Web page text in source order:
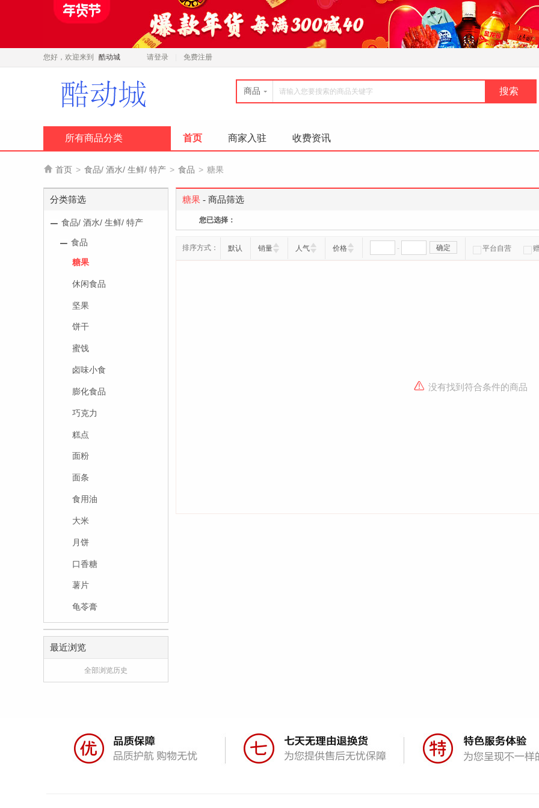
您好，欢迎来到 酷动城 请登录 免费注册
商品
所有商品分类 首页 商家入驻 收费资讯
 首页 > 食品/ 酒水/ 生鲜/ 特产 > 食品 > 糖果
分类筛选
食品/ 酒水/ 生鲜/ 特产
食品
糖果
休闲食品
坚果
饼干
蜜饯
卤味小食
膨化食品
巧克力
糕点
面粉
面条
食用油
大米
月饼
口香糖
薯片
龟苓膏
最近浏览
全部浏览历史
糖果 - 商品筛选
您已选择：
排序方式： 默认 销量 人气 价格 - 确定 平台自营
没有找到符合条件的商品